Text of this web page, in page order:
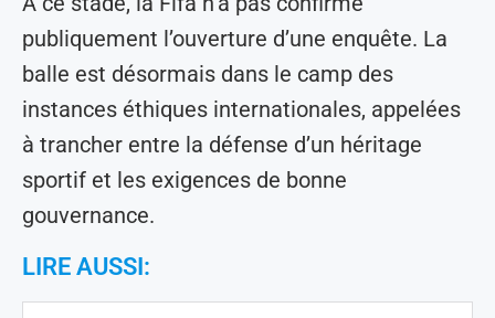
publiquement l’ouverture d’une enquête. La
balle est désormais dans le camp des
instances éthiques internationales, appelées
à trancher entre la défense d’un héritage
sportif et les exigences de bonne
gouvernance.
LIRE AUSSI: